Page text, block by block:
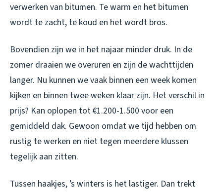
verwerken van bitumen. Te warm en het bitumen
wordt te zacht, te koud en het wordt bros.
Bovendien zijn we in het najaar minder druk. In de
zomer draaien we overuren en zijn de wachttijden
langer. Nu kunnen we vaak binnen een week komen
kijken en binnen twee weken klaar zijn. Het verschil in
prijs? Kan oplopen tot €1.200-1.500 voor een
gemiddeld dak. Gewoon omdat we tijd hebben om
rustig te werken en niet tegen meerdere klussen
tegelijk aan zitten.
Tussen haakjes, ’s winters is het lastiger. Dan trekt